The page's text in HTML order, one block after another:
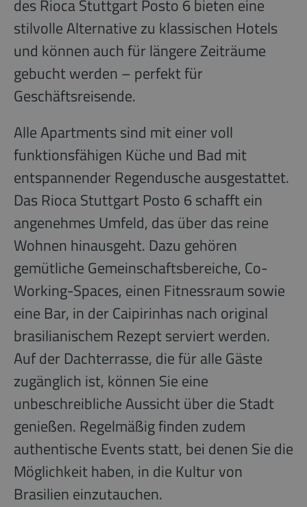
des Rioca Stuttgart Posto 6 bieten eine
stilvolle Alternative zu klassischen Hotels
und können auch für längere Zeiträume
gebucht werden – perfekt für
Geschäftsreisende.
Alle Apartments sind mit einer voll
funktionsfähigen Küche und Bad mit
entspannender Regendusche ausgestattet.
Das Rioca Stuttgart Posto 6 schafft ein
angenehmes Umfeld, das über das reine
Wohnen hinausgeht. Dazu gehören
gemütliche Gemeinschaftsbereiche, Co-
Working-Spaces, einen Fitnessraum sowie
eine Bar, in der Caipirinhas nach original
brasilianischem Rezept serviert werden.
Auf der Dachterrasse, die für alle Gäste
zugänglich ist, können Sie eine
unbeschreibliche Aussicht über die Stadt
genießen. Regelmäßig finden zudem
authentische Events statt, bei denen Sie die
Möglichkeit haben, in die Kultur von
Brasilien einzutauchen.